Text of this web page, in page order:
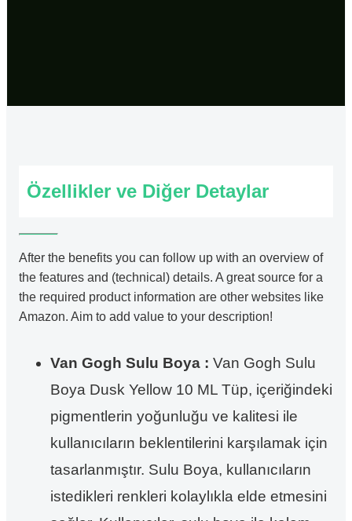
Özellikler ve Diğer Detaylar
After the benefits you can follow up with an overview of
the features and (technical) details. A great source for a
the required product information are other websites like
Amazon. Aim to add value to your description!
Van Gogh Sulu Boya : Van Gogh Sulu
Boya Dusk Yellow 10 ML Tüp, içeriğindeki
pigmentlerin yoğunluğu ve kalitesi ile
kullanıcıların beklentilerini karşılamak için
tasarlanmıştır. Sulu Boya, kullanıcıların
istedikleri renkleri kolaylıkla elde etmesini